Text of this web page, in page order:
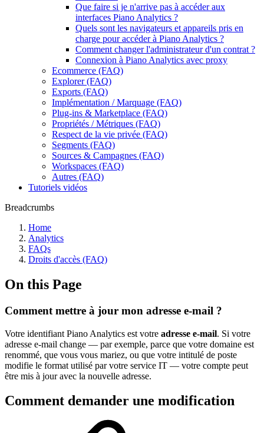
Que faire si je n'arrive pas à accéder aux
interfaces Piano Analytics ?
Quels sont les navigateurs et appareils pris en
charge pour accéder à Piano Analytics ?
Comment changer l'administrateur d'un contrat ?
Connexion à Piano Analytics avec proxy
Ecommerce (FAQ)
Explorer (FAQ)
Exports (FAQ)
Implémentation / Marquage (FAQ)
Plug-ins & Marketplace (FAQ)
Propriétés / Métriques (FAQ)
Respect de la vie privée (FAQ)
Segments (FAQ)
Sources & Campagnes (FAQ)
Workspaces (FAQ)
Autres (FAQ)
Tutoriels vidéos
Breadcrumbs
Home
Analytics
FAQs
Droits d'accès (FAQ)
On this Page
Comment mettre à jour mon adresse e-mail ?
Votre identifiant Piano Analytics est votre adresse e-mail. Si votre
adresse e-mail change — par exemple, parce que votre domaine est
renommé, que vous vous mariez, ou que votre intitulé de poste
modifie le format utilisé par votre service IT — votre compte peut
être mis à jour avec la nouvelle adresse.
Comment demander une modification